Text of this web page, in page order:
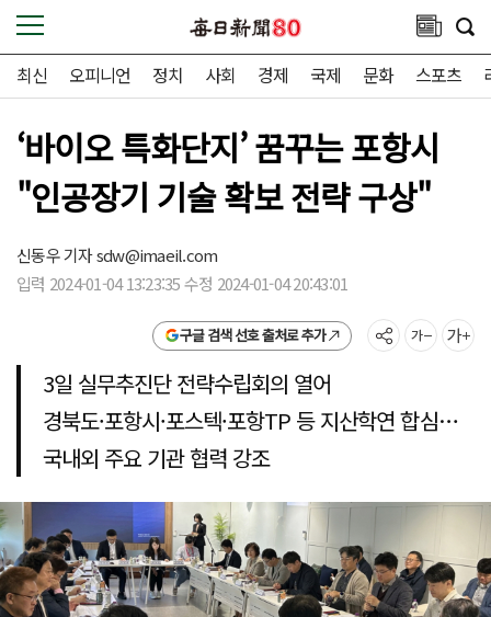
최신 오피니언 정치 사회 경제 국제 문화 스포츠
‘바이오 특화단지’ 꿈꾸는 포항시
"인공장기 기술 확보 전략 구상"
신동우 기자sdw@imaeil.com
입력 2024-01-04 13:23:35 수정 2024-01-04 20:43:01
구글 검색 선호 출처로 추가
3일 실무추진단 전략수립회의 열어
경북도·포항시·포스텍·포항TP 등 지산학연 합심…
국내외 주요 기관 협력 강조